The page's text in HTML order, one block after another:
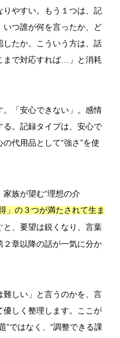
やすい。もう１つは、記
つ誰が何を言ったか、ど
したか。こういう方は、話
まで対応すれば…」と消耗
「安心できない」。感情
る。記録タイプは、安心で
代用品として“強さ”を使
族が望む“理想の介
」の３つが満たされて生ま
と、要望は鋭くなり、言葉
章以降の話が一気に分か
しい」と言うのかを、言
しく整理します。ここが
”ではなく、“調整できる課